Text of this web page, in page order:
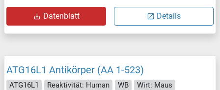
Datenblatt Details
ATG16L1 Antikörper (AA 1-523)
ATG16L1 Reaktivität: Human WB
Wirt: Maus